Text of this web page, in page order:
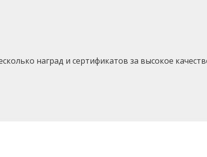
наград и сертификатов за высокое